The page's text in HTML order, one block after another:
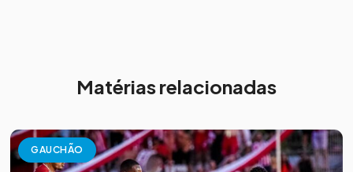
Matérias relacionadas
GAUCHÃO